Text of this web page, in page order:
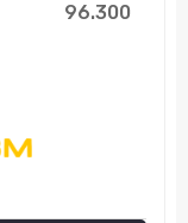
96.300